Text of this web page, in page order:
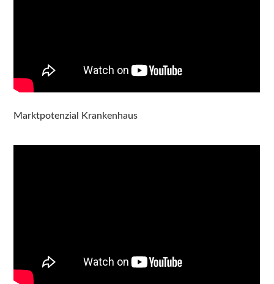
Marktpotenzial Krankenhaus